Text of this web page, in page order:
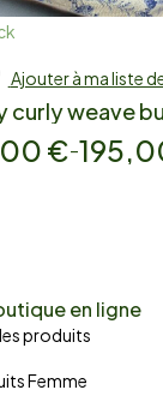
Add to cart
Ajouter à ma liste
curly weave
€–
en ligne
produits
Femme